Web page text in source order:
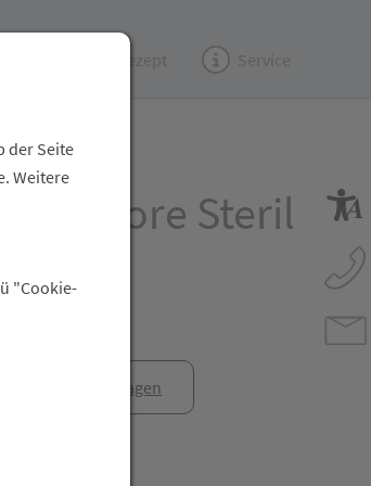
(e)Rezept Service
Mepore Steril
Rezept anfragen
der Seite
Weitere
"Cookie-